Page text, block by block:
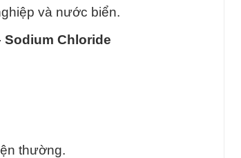
và nước biển.
Sodium Chloride
thường.